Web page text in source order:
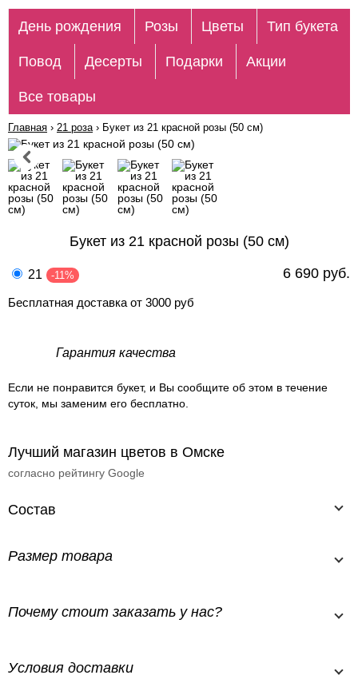
День рождения Розы Цветы Тип букета
Повод Десерты Подарки Акции
Все товары
Главная › 21 роза › Букет из 21 красной розы (50 см)
Букет из 21 красной розы (50 см)
21 -11% 6 690 руб.
Бесплатная доставка от 3000 руб
Гарантия качества
Если не понравится букет, и Вы сообщите об этом в течение
суток, мы заменим его бесплатно.
Лучший магазин цветов в Омске
согласно рейтингу Google
Состав
Размер товара
Почему стоит заказать у нас?
Условия доставки